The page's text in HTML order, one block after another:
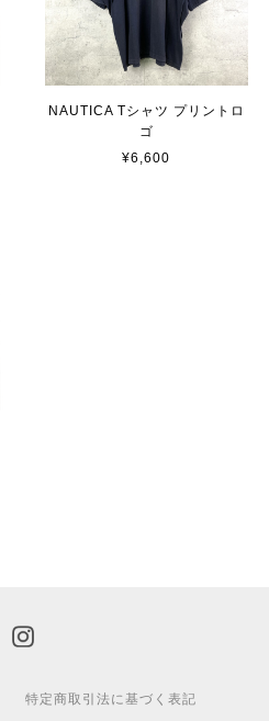
NAUTICA Tシャツ プリントロ
ゴ
¥6,600
特定商取引法に基づく表記